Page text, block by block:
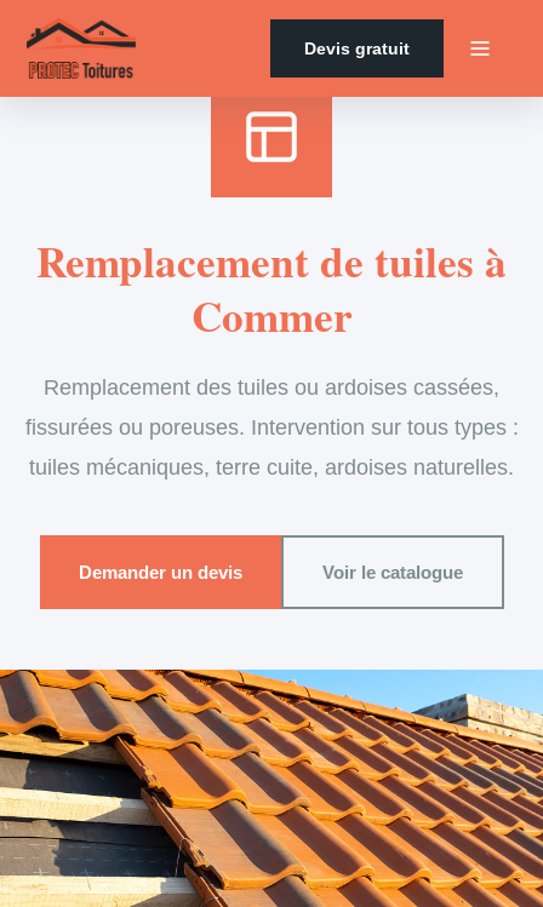
Devis gratuit
Remplacement de tuiles à
Commer
Remplacement des tuiles ou ardoises cassées,
fissurées ou poreuses. Intervention sur tous types :
tuiles mécaniques, terre cuite, ardoises naturelles.
Demander un devis Voir le catalogue